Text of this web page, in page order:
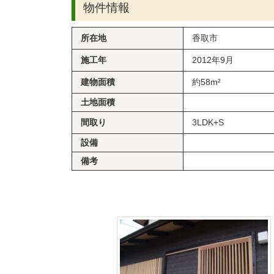
物件情報
所在地 香取市
施工年 2012年9月
建物面積 約58m²
土地面積
間取り 3LDK+S
設備
備考